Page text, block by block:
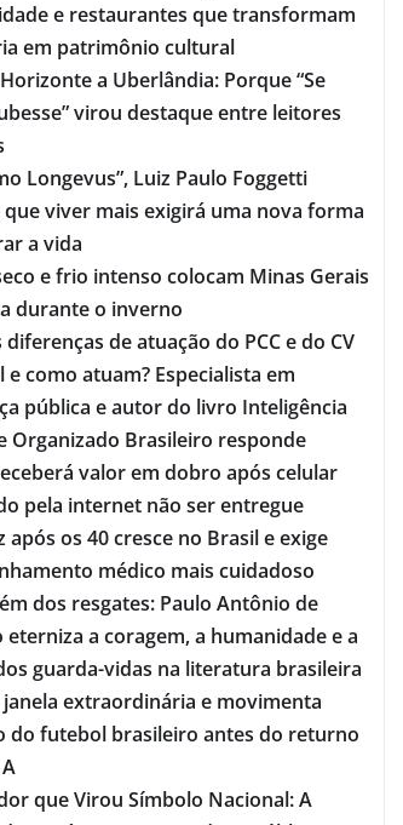
e restaurantes que transformam
em patrimônio cultural
a Uberlândia: Porque “Se
virou destaque entre leitores
Longevus”, Luiz Paulo Foggetti
viver mais exigirá uma nova forma
a vida
e frio intenso colocam Minas Gerais
durante o inverno
diferenças de atuação do PCC e do CV
e como atuam? Especialista em
pública e autor do livro Inteligência
Organizado Brasileiro responde
valor em dobro após celular
pela internet não ser entregue
após os 40 cresce no Brasil e exige
médico mais cuidadoso
dos resgates: Paulo Antônio de
eterniza a coragem, a humanidade e a
guarda-vidas na literatura brasileira
janela extraordinária e movimenta
do futebol brasileiro antes do returno
que Virou Símbolo Nacional: A